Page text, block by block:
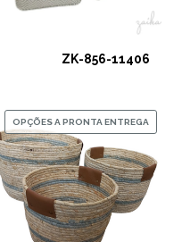
ZK-856-11406
OPÇÕES A PRONTA ENTREGA